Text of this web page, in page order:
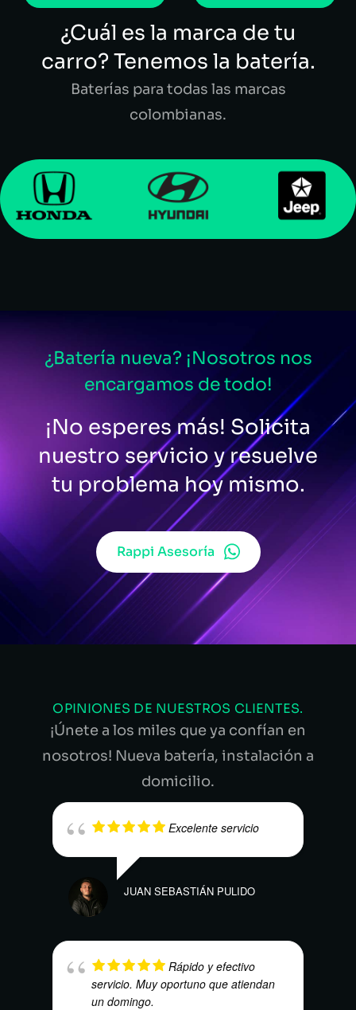
¿Cuál es la marca de tu
carro? Tenemos la batería.
Baterías para todas las marcas
colombianas.
¿Batería nueva? ¡Nosotros nos
encargamos de todo!
¡No esperes más! Solicita
nuestro servicio y resuelve
tu problema hoy mismo.
Rappi Asesoría
OPINIONES DE NUESTROS CLIENTES.
¡Únete a los miles que ya confían en
nosotros! Nueva batería, instalación a
domicilio.
Excelente servicio
JUAN SEBASTIÁN PULIDO
Rápido y efectivo
servicio. Muy oportuno que atiendan
un domingo.